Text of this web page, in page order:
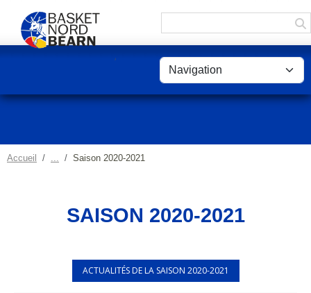
Accueil Saison 2020-2021
SAISON 2020-2021
ACTUALITÉS DE LA SAISON 2020-2021